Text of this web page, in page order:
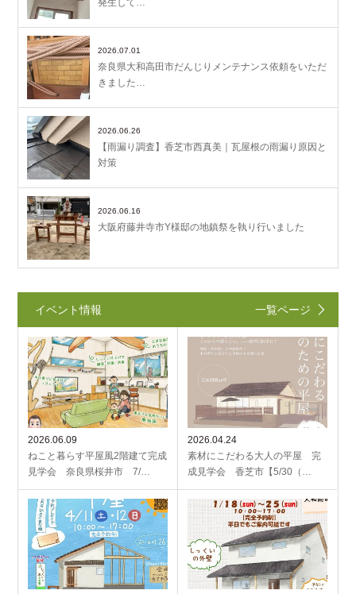
発生して…
2026.07.01
奈良県大和高田市だんじりメンテナンス依頼をいただ
きました…
2026.06.26
【雨漏り調査】香芝市西真美｜瓦屋根の雨漏り原因と
対策
2026.06.16
大阪府藤井寺市Y様邸の地鎮祭を執り行いました
イベント情報 一覧ページ
2026.06.09
ねこと暮らす平屋風2階建て完成
見学会 奈良県桜井市 7/…
2026.04.24
素材にこだわる大人の平屋 完
成見学会 香芝市【5/30（…